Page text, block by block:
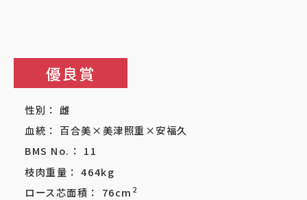
優良賞
性別： 雌
血統： 百合美×美津照重×安福久
BMS No.： 11
枝肉重量： 464kg
ロース芯面積：
76cm 2